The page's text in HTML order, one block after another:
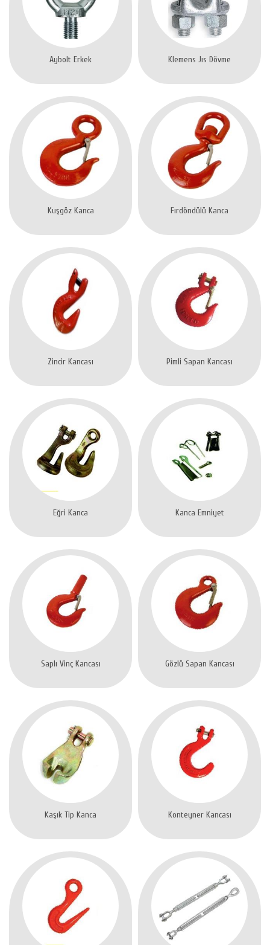
Aybolt Erkek Klemens Jıs Dövme
Kuşgöz Kanca Fırdöndülü Kanca
Zincir Kancası Pimli Sapan Kancası
Eğri Kanca Kanca Emniyet
Saplı Vinç Kancası Gözlü Sapan Kancası
Kaşık Tip Kanca Konteyner Kancası